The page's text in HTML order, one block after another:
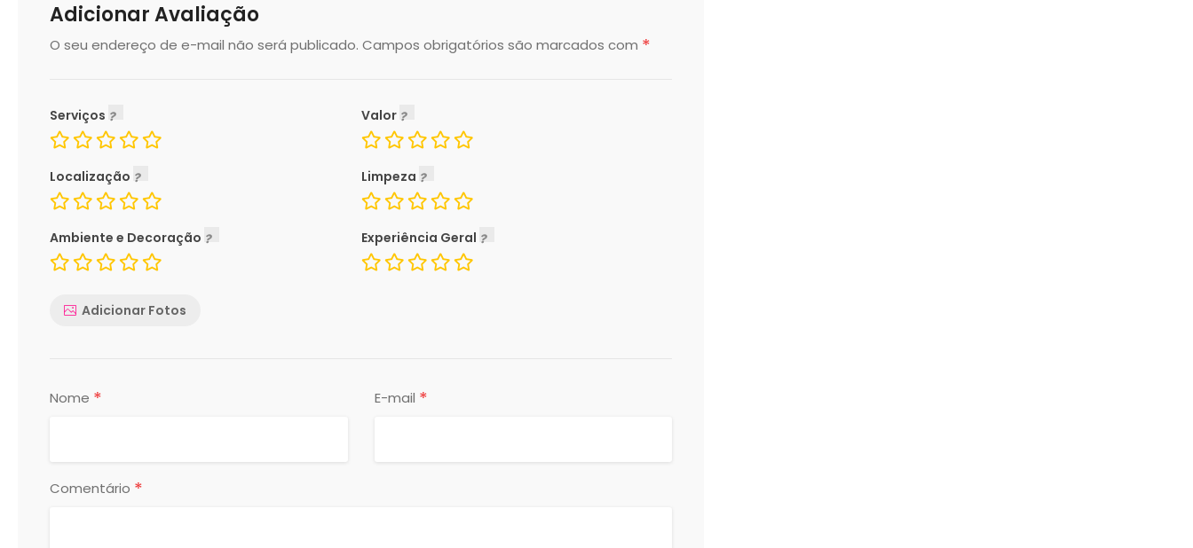
Adicionar Avaliação
O seu endereço de e-mail não será publicado. Campos obrigatórios são marcados com *
Serviços Valor
Localização Limpeza
Ambiente e Decoração Experiência Geral
Adicionar Fotos
Nome * E-mail *
Comentário *